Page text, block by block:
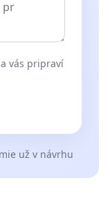
vás pripraví
už v návrhu